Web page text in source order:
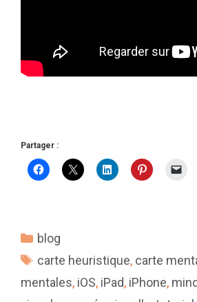
Partager :
Catégories
blog
Étiquettes
carte heuristique, carte
mentales, iOS, iPad, iPhone,